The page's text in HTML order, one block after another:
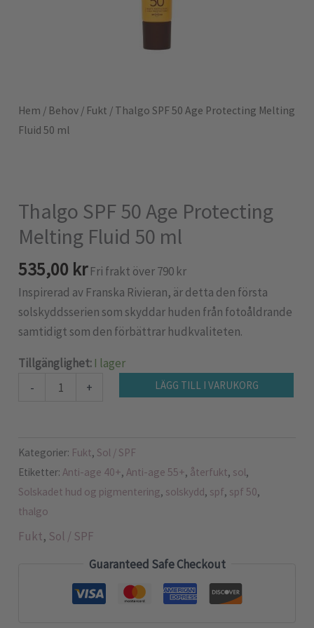
Hem / Behov / Fukt / Thalgo SPF 50 Age Protecting Melting
Fluid 50 ml
Thalgo SPF 50 Age Protecting
Melting Fluid 50 ml
535,00 kr Fri frakt över 790 kr
Inspirerad av Franska Rivieran, är detta den första
solskyddsserien som skyddar huden från fotoåldrande
samtidigt som den förbättrar hudkvaliteten.
Tillgänglighet: I lager
-
+ LÄGG TILL I VARUKORG
Kategorier: Fukt, Sol / SPF
Etiketter:Anti-age 40+,Anti-age 55+, återfukt, sol,
Solskadet hud og pigmentering, solskydd, spf, spf 50,
thalgo
Fukt, Sol / SPF
Guaranteed Safe Checkout